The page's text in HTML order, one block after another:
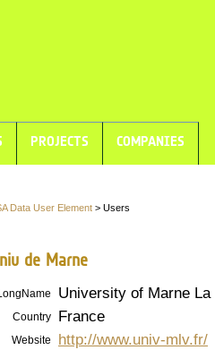
PROJECTS COMPANIES
Data User Element > Users
de Marne
University of Marne
Country France
Website http://www.univ-mlv.fr/